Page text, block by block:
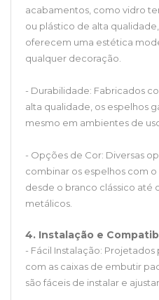
acabamentos, como vidro
ou plástico de alta
oferecem uma estética
qualquer decoração.
- Durabilidade: Fabricados
alta qualidade, os espelhos
mesmo em ambientes de
- Opções de Cor: Diversas
combinar os espelhos com
desde o branco clássico até
metálicos.
4. Instalação e
- Fácil Instalação:
com as caixas de embutir
são fáceis de instalar e ajustar.